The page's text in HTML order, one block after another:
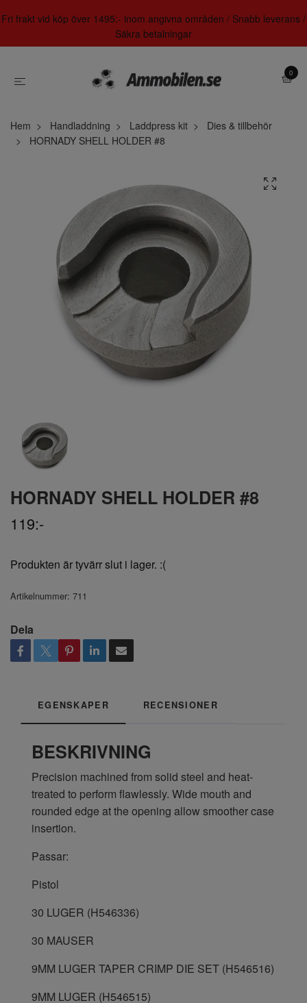
Fri frakt vid köp över 1495:- inom angivna områden / Snabb leverans /
Säkra betalningar
0
Hem Handladdning Laddpress kit
Dies & tillbehör
HORNADY SHELL HOLDER #8
HORNADY SHELL HOLDER #8
119:-
Produkten är tyvärr slut i lager. :(
Artikelnummer: 711
Dela
EGENSKAPER RECENSIONER
BESKRIVNING
Precision machined from solid steel and heat-
treated to perform flawlessly. Wide mouth and
rounded edge at the opening allow smoother case
insertion.
Passar:
Pistol
30 LUGER (H546336)
30 MAUSER
9MM LUGER TAPER CRIMP DIE SET (H546516)
9MM LUGER (H546515)